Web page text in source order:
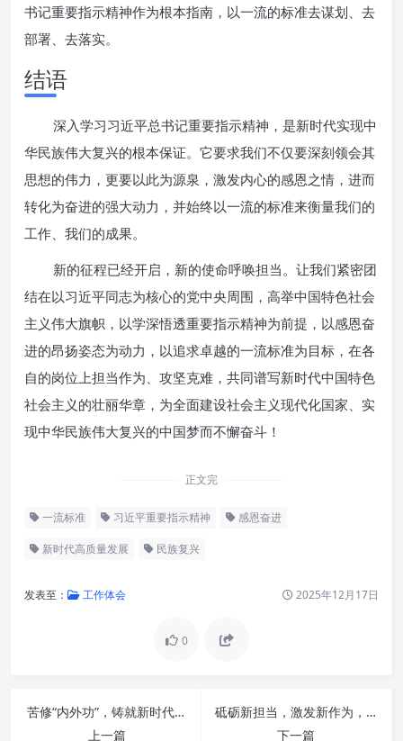
书记重要指示精神作为根本指南，以一流的标准去谋划、去
部署、去落实。
结语
深入学习习近平总书记重要指示精神，是新时代实现中
华民族伟大复兴的根本保证。它要求我们不仅要深刻领会其
思想的伟力，更要以此为源泉，激发内心的感恩之情，进而
转化为奋进的强大动力，并始终以一流的标准来衡量我们的
工作、我们的成果。
新的征程已经开启，新的使命呼唤担当。让我们紧密团
结在以习近平同志为核心的党中央周围，高举中国特色社会
主义伟大旗帜，以学深悟透重要指示精神为前提，以感恩奋
进的昂扬姿态为动力，以追求卓越的一流标准为目标，在各
自的岗位上担当作为、攻坚克难，共同谱写新时代中国特色
社会主义的壮丽华章，为全面建设社会主义现代化国家、实
现中华民族伟大复兴的中国梦而不懈奋斗！
正文完
一流标准 习近平重要指示精神 感恩奋进
新时代高质量发展 民族复兴
发表至： 工作体会 2025年12月17日
0
苦修“内外功”，铸就新时代办公室工作的卓越基石
上一篇
砥砺新担当，激发新作为，展现新气象：全面提升“三服务”工作能力的核心驱动
下一篇
思想之源：深刻领会习近平总书